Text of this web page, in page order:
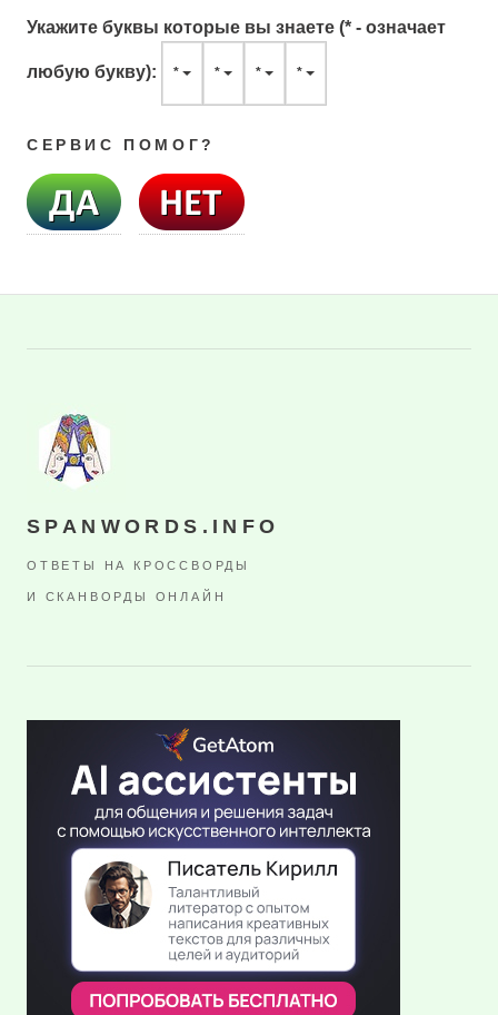
Укажите буквы которые вы знаете (* - означает
любую букву): * * * *
СЕРВИС ПОМОГ?
SPANWORDS.INFO
ОТВЕТЫ НА КРОССВОРДЫ
И СКАНВОРДЫ ОНЛАЙН